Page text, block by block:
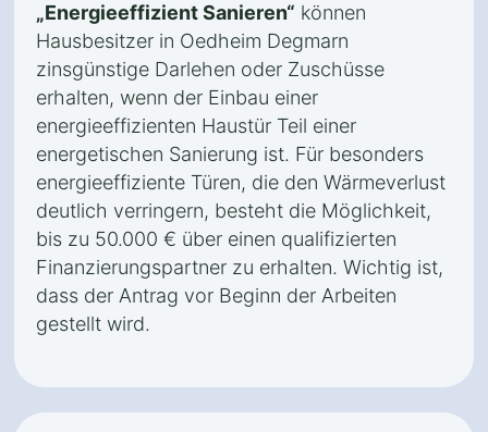
„Energieeffizient Sanieren“ können
Hausbesitzer in Oedheim Degmarn
zinsgünstige Darlehen oder Zuschüsse
erhalten, wenn der Einbau einer
energieeffizienten Haustür Teil einer
energetischen Sanierung ist. Für besonders
energieeffiziente Türen, die den Wärmeverlust
deutlich verringern, besteht die Möglichkeit,
bis zu 50.000 € über einen qualifizierten
Finanzierungspartner zu erhalten. Wichtig ist,
dass der Antrag vor Beginn der Arbeiten
gestellt wird.